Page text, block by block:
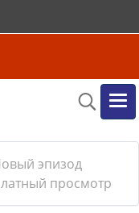
эпизод
просмотр